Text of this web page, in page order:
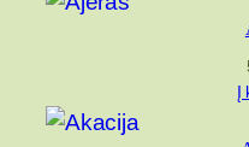
Į